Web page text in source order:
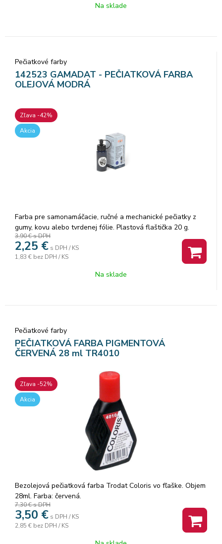
Na sklade
Pečiatkové farby
142523 GAMADAT - PEČIATKOVÁ FARBA
OLEJOVÁ MODRÁ
Zľava -42%
Akcia
Farba pre samonamáčacie, ručné a mechanické pečiatky z
gumy, kovu alebo tvrdenej fólie. Plastová flaštička 20 g.
3,90 €s DPH
2,25 € s DPH / KS
1,83 € bez DPH / KS
Na sklade
Pečiatkové farby
PEČIATKOVÁ FARBA PIGMENTOVÁ
ČERVENÁ 28 ml TR4010
Zľava -52%
Akcia
Bezolejová pečiatková farba Trodat Coloris vo fľaške. Objem
28ml. Farba: červená.
7,30 €s DPH
3,50 € s DPH / KS
2,85 € bez DPH / KS